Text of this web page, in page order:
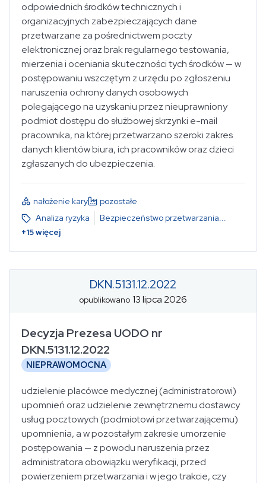
Rozporządzenie o Ochronie Danych Osobowych
wybierz...
wybierz...
wybierz...
odpowiednich środków technicznych i
organizacyjnych zabezpieczających dane
przetwarzane za pośrednictwem poczty
elektronicznej oraz brak regularnego testowania,
mierzenia i oceniania skuteczności tych środków — w
postępowaniu wszczętym z urzędu po zgłoszeniu
naruszenia ochrony danych osobowych
polegającego na uzyskaniu przez nieuprawniony
podmiot dostępu do służbowej skrzynki e-mail
pracownika, na której przetwarzano szeroki zakres
danych klientów biura, ich pracowników oraz dzieci
zgłaszanych do ubezpieczenia.
nałożenie kary
pozostałe
Analiza ryzyka
Bezpieczeństwo przetwarzania
+15więcej
DKN.5131.12.2022
opublikowano 13 lipca 2026
Decyzja Prezesa UODO nr
DKN.5131.12.2022
NIEPRAWOMOCNA
udzielenie placówce medycznej (administratorowi)
upomnień oraz udzielenie zewnętrznemu dostawcy
usług pocztowych (podmiotowi przetwarzającemu)
upomnienia, a w pozostałym zakresie umorzenie
postępowania — z powodu naruszenia przez
administratora obowiązku weryfikacji, przed
powierzeniem przetwarzania i w jego trakcie, czy